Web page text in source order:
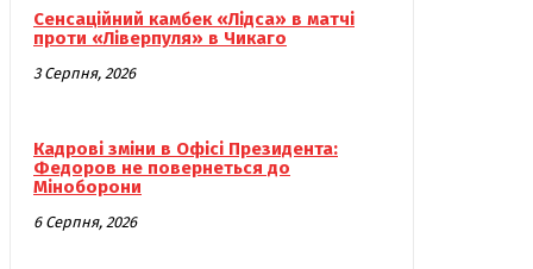
Сенсаційний камбек «Лідса» в матчі
проти «Ліверпуля» в Чикаго
3 Серпня, 2026
Кадрові зміни в Офісі Президента:
Федоров не повернеться до
Міноборони
6 Серпня, 2026